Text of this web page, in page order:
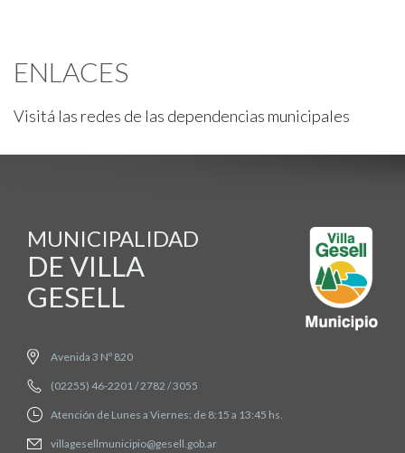
ENLACES
Visitá las redes de las dependencias municipales
MUNICIPALIDAD
DE VILLA
GESELL
Avenida 3 Nº 820
(02255) 46-2201 / 2782 / 3055
Atención de Lunes a Viernes: de 8:15 a 13:45 hs.
villagesellmunicipio@gesell.gob.ar